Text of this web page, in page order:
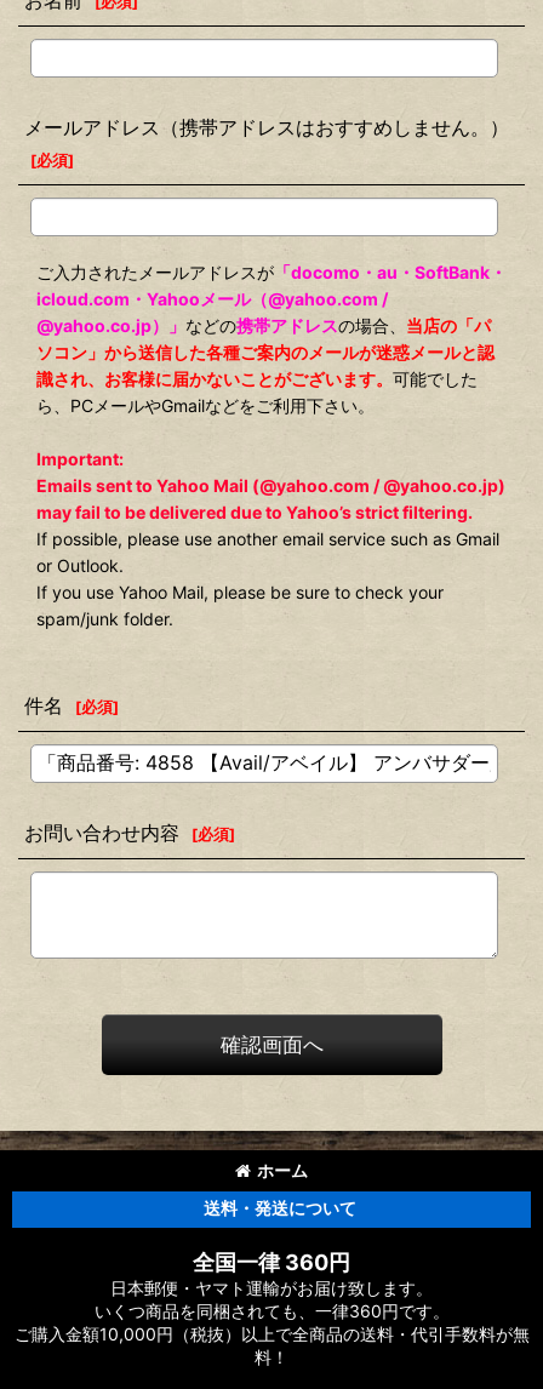
メールアドレス（携帯アドレスはおすすめしません。）
[必須]
ご入力されたメールアドレスが 「docomo・au・SoftBank・
icloud.com・Yahooメール（@yahoo.com /
@yahoo.co.jp）」 などの携帯アドレスの場合、 当店の「パ
ソコン」から送信した各種ご案内のメールが迷惑メールと認
識され、お客様に届かないことがございます。 可能でした
ら、PCメールやGmailなどをご利用下さい。
Important:
Emails sent to Yahoo Mail (@yahoo.com / @yahoo.co.jp)
may fail to be delivered due to Yahoo’s strict filtering.
If possible, please use another email service such as Gmail
or Outlook.
If you use Yahoo Mail, please be sure to check your
spam/junk folder.
件名 [必須]
お問い合わせ内容 [必須]
確認画面へ
ホーム
送料・発送について
全国一律 360円
日本郵便・ヤマト運輸がお届け致します。
いくつ商品を同梱されても、一律360円です。
ご購入金額10,000円（税抜）以上で全商品の送料・代引手数料が無
料！